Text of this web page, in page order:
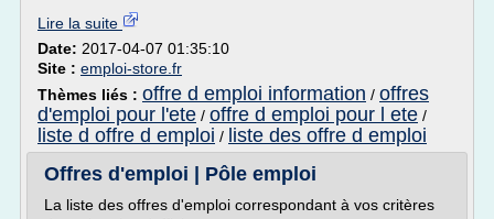
Lire la suite
Date: 2017-04-07 01:35:10
Site : emploi-store.fr
Thèmes liés : offre d emploi information / offres
d'emploi pour l'ete / offre d emploi pour l ete /
liste d offre d emploi / liste des offre d emploi
Offres d'emploi | Pôle emploi
La liste des offres d'emploi correspondant à vos critères